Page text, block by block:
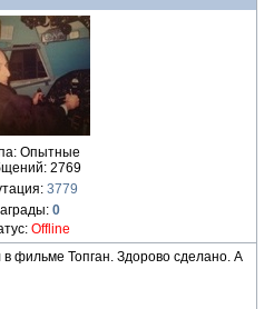
Опытные
2769
3779
0
Offline
фильме Топган. Здорово сделано. А